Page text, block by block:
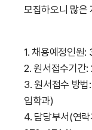
모집하오니 많은
1. 채용예정인원:
2. 원서접수기간
3. 원서접수 방
입학과)
4. 담당부서(연